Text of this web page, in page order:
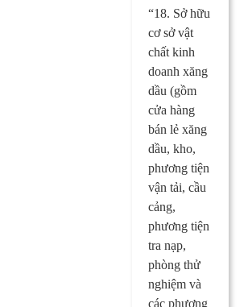
“18. Sở hữu
cơ sở vật
chất kinh
doanh xăng
dầu (gồm
cửa hàng
bán lẻ xăng
dầu, kho,
phương tiện
vận tải, cầu
cảng,
phương tiện
tra nạp,
phòng thử
nghiệm và
các phương